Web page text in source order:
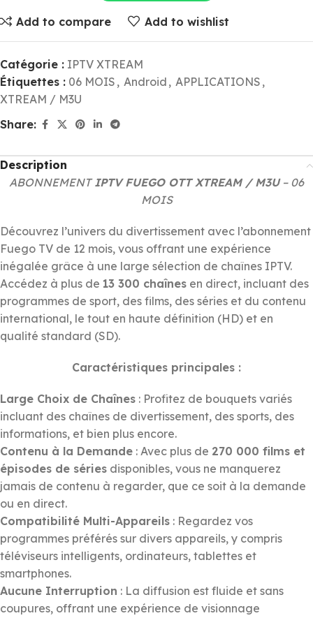
Add to compare Add to wishlist
Catégorie : IPTV XTREAM
Étiquettes : 06 MOIS , Android , APPLICATIONS ,
XTREAM / M3U
Share:
Description
ABONNEMENTIPTV FUEGO OTT XTREAM / M3U– 06
MOIS
Découvrez l’univers du divertissement avec l’abonnement
Fuego TV de 12 mois, vous offrant une expérience
inégalée grâce à une large sélection de chaînes IPTV.
Accédez à plus de 13 300 chaînes en direct, incluant des
programmes de sport, des films, des séries et du contenu
international, le tout en haute définition (HD) et en
qualité standard (SD).
Caractéristiques principales :
Large Choix de Chaînes : Profitez de bouquets variés
incluant des chaînes de divertissement, des sports, des
informations, et bien plus encore.
Contenu à la Demande : Avec plus de 270 000 films et
épisodes de séries disponibles, vous ne manquerez
jamais de contenu à regarder, que ce soit à la demande
ou en direct.
Compatibilité Multi-Appareils : Regardez vos
programmes préférés sur divers appareils, y compris
téléviseurs intelligents, ordinateurs, tablettes et
smartphones.
Aucune Interruption : La diffusion est fluide et sans
coupures, offrant une expérience de visionnage